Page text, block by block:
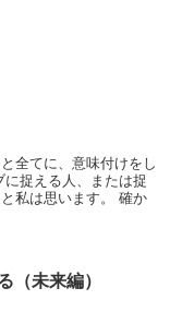
全てに、意味付けをし
捉える人、または捉
私は思います。 確か
（未来編）